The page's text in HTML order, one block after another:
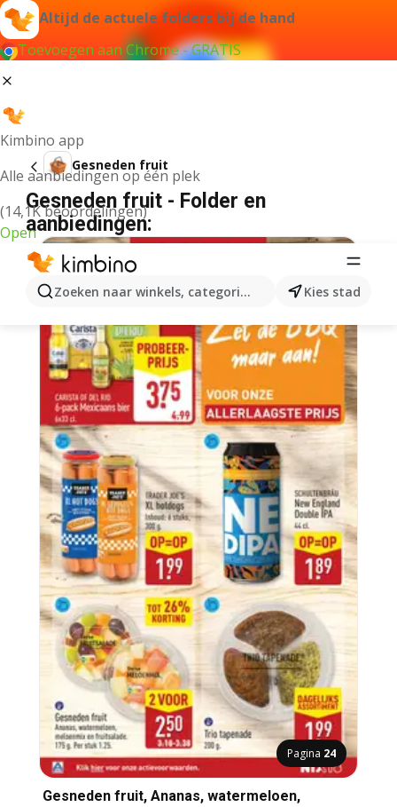
Altijd de actuele folders bij de hand
Toevoegen aan Chrome - GRATIS
Kimbino app
Alle aanbiedingen op één plek
(14,1K beoordelingen)
Open
Zoeken naar winkels, categorieën, producten...
Kies stad
Gesneden fruit
Gesneden fruit - Folder en
aanbiedingen:
Pagina 24
Gesneden fruit, Ananas, watermeloen,